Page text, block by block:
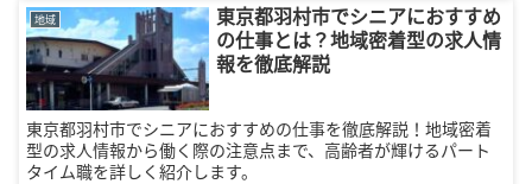
地域
東京都羽村市でシニアにおすすめ
の仕事とは？地域密着型の求人情
報を徹底解説
東京都羽村市でシニアにおすすめの仕事を徹底解説！地域密着
型の求人情報から働く際の注意点まで、高齢者が輝けるパート
タイム職を詳しく紹介します。